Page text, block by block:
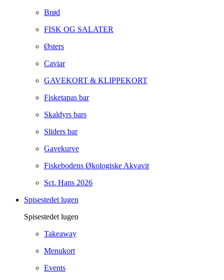
Brød
FISK OG SALATER
Østers
Caviar
GAVEKORT & KLIPPEKORT
Fisketapas bar
Skaldyrs bars
Sliders bar
Gavekurve
Fiskebodens Økologiske Akvavit
Sct. Hans 2026
Spisestedet lugen
Spisestedet lugen
Takeaway
Menukort
Events